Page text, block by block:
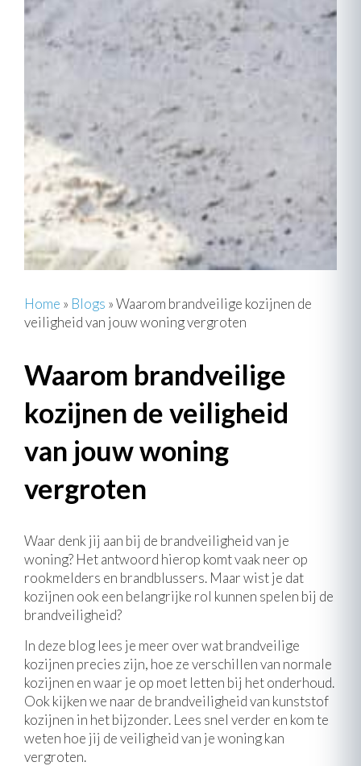
Home » Blogs »Waarom brandveilige kozijnen de
veiligheid van jouw woning vergroten
Waarom brandveilige
kozijnen de veiligheid
van jouw woning
vergroten
Waar denk jij aan bij de brandveiligheid van je
woning? Het antwoord hierop komt vaak neer op
rookmelders en brandblussers. Maar wist je dat
kozijnen ook een belangrijke rol kunnen spelen bij de
brandveiligheid?
In deze blog lees je meer over wat brandveilige
kozijnen precies zijn, hoe ze verschillen van normale
kozijnen en waar je op moet letten bij het onderhoud.
Ook kijken we naar de brandveiligheid van kunststof
kozijnen in het bijzonder. Lees snel verder en kom te
weten hoe jij de veiligheid van je woning kan
vergroten.